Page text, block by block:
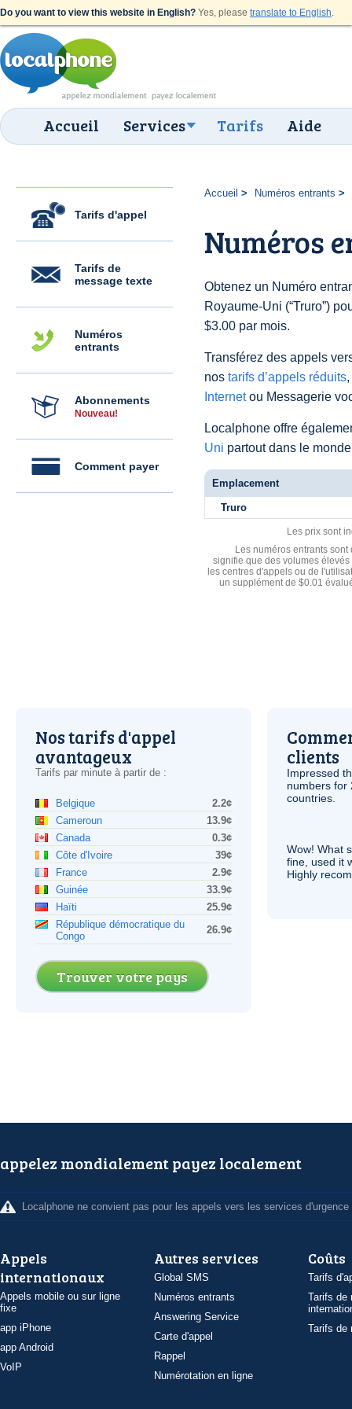
Do you want to view this website in English? Yes, please translate to English.
Accueil Services Tarifs Aide
Tarifs d'appel
Tarifs de
message texte
Numéros
entrants
Abonnements
Nouveau!
Comment payer
Accueil Numéros entrants
Numéros
Obtenez un Numéro
Royaume-Uni (“Truro”)
$3.00 par mois.
Transférez des appels
nos tarifs d’appels réduits
Internetou Messagerie
Localphone offre
Uni partout dans le
Emplacement
Truro
Les prix sont
Les numéros entrants
signifie que des volumes
les centres d'appels ou de
un supplément de $0.01
Nos tarifs d'appel
avantageux
Tarifs par minute à partir de :
Belgique
2.2¢
Cameroun
13.9¢
Canada
0.3¢
Côte d'Ivoire
39¢
France
2.9¢
Guinée
33.9¢
Haïti
25.9¢
République démocratique du
Congo
26.9¢
Trouver votre pays
clients
Impressed
numbers for
countries.
Wow! What
fine, used it
Highly
appelez mondialement payez localement
Localphone ne convient pas pour les appels vers les services d'urgence
Appels
internationaux
Appels mobile ou sur ligne
fixe
app iPhone
app Android
VoIP
Autres services
Global SMS
Numéros entrants
Answering Service
Carte d'appel
Rappel
Numérotation en ligne
Coûts
Tarifs
Tarifs de
Tarifs de